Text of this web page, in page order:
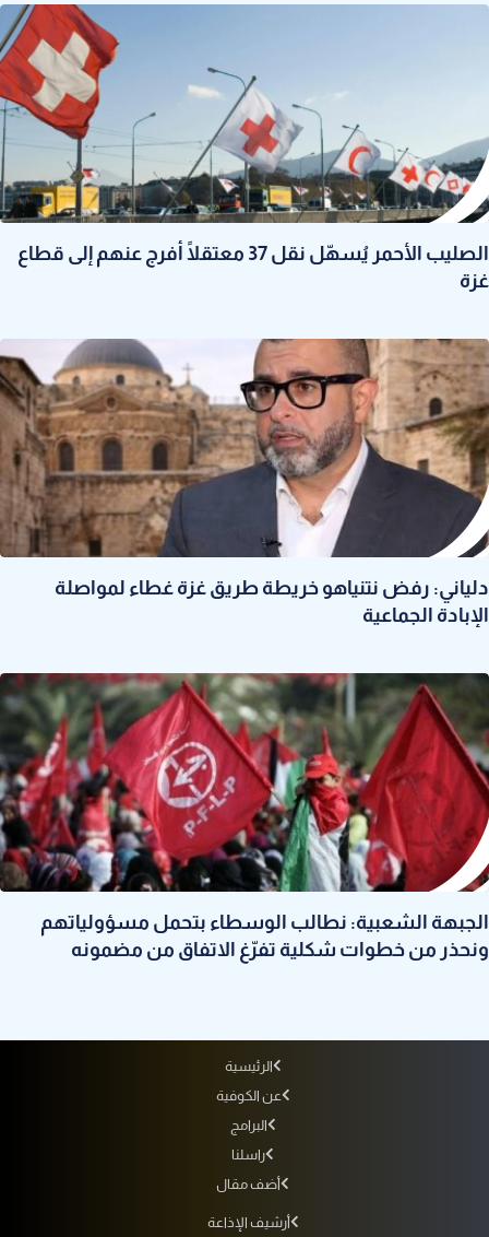
الصليب الأحمر يُسهّل نقل 37 معتقلًا أُفرج عنهم إلى قطاع
غزة
دلياني: رفض نتنياهو خريطة طريق غزة غطاء لمواصلة
الإبادة الجماعية
الجبهة الشعبية: نطالب الوسطاء بتحمل مسؤولياتهم
ونحذر من خطوات شكلية تفرّغ الاتفاق من مضمونه
الرئيسية
عن الكوفية
البرامج
راسلنا
أضف مقال
أرشيف الإذاعة